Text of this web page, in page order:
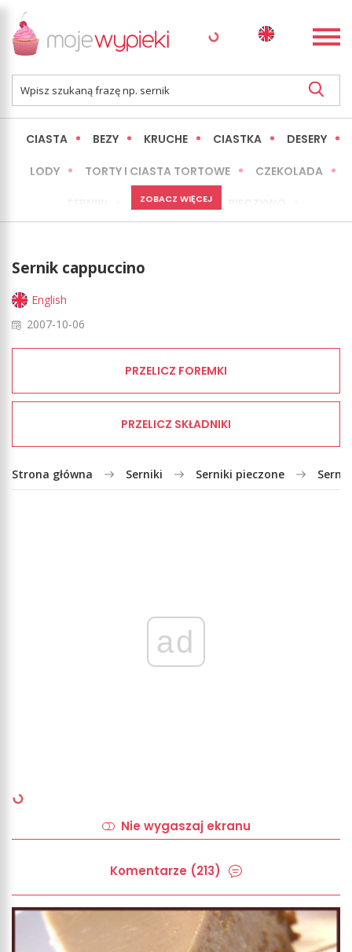
CIASTA BEZY KRUCHE CIASTKA DESERY
LODY TORTY I CIASTA TORTOWE CZEKOLADA
MINI WYPIEKI
LŻEJSZE / ZDROWSZE
ZOBACZ WIĘCEJ
Sernik cappuccino
English
2007-10-06
PRZELICZ FOREMKI
PRZELICZ SKŁADNIKI
Strona główna Serniki Serniki pieczone
ad
Nie wygaszaj ekranu
Komentarze (213)